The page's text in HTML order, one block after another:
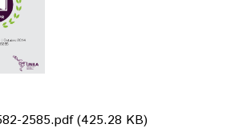
2585.pdf(425.28 KB)